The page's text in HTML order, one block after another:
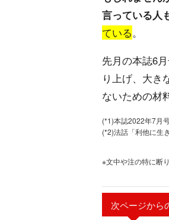
言っている人
ている。
先月の本誌6
り上げ、大き
ないための材
(*1)本誌2022年7月
(*2)法話「利他に生
※文中や注の特に断
次ページから